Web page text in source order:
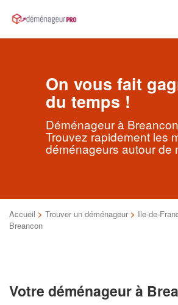
On vous fait
du temps !
Déménageur à
Trouvez rapidement les
déménageurs autour de
Accueil > Trouver un déménageur > Ile-de-
Breancon
Votre déménageur à